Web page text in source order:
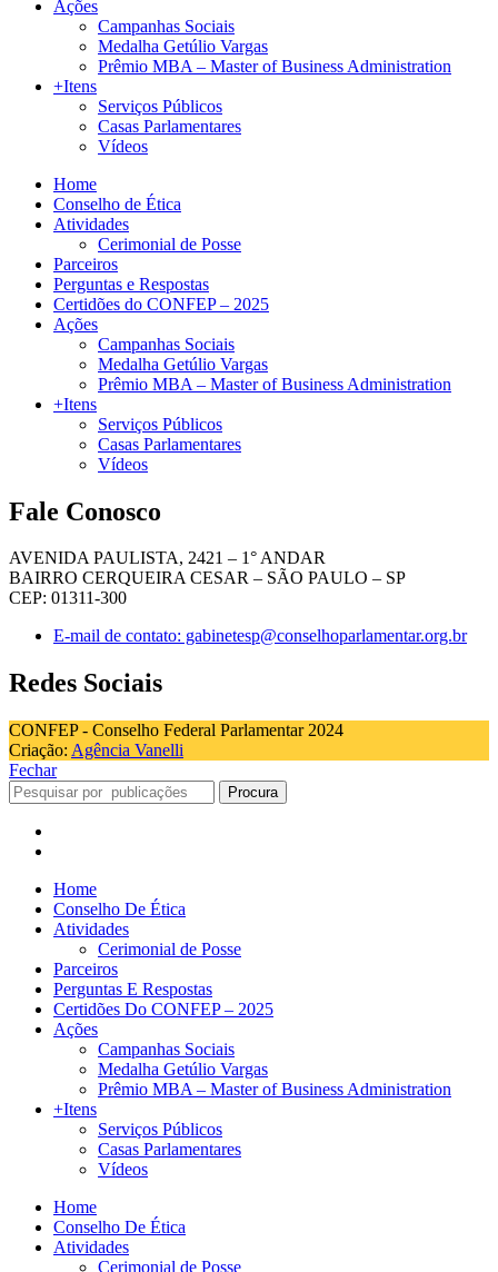
Ações
Campanhas Sociais
Medalha Getúlio Vargas
Prêmio MBA – Master of Business Administration
+Itens
Serviços Públicos
Casas Parlamentares
Vídeos
Home
Conselho de Ética
Atividades
Cerimonial de Posse
Parceiros
Perguntas e Respostas
Certidões do CONFEP – 2025
Ações
Campanhas Sociais
Medalha Getúlio Vargas
Prêmio MBA – Master of Business Administration
+Itens
Serviços Públicos
Casas Parlamentares
Vídeos
Fale Conosco
AVENIDA PAULISTA, 2421 – 1° ANDAR
BAIRRO CERQUEIRA CESAR – SÃO PAULO – SP
CEP: 01311-300
E-mail de contato: gabinetesp@conselhoparlamentar.org.br
Redes Sociais
CONFEP - Conselho Federal Parlamentar 2024
Criação: Agência Vanelli
Fechar
Procura
Home
Conselho De Ética
Atividades
Cerimonial de Posse
Parceiros
Perguntas E Respostas
Certidões Do CONFEP – 2025
Ações
Campanhas Sociais
Medalha Getúlio Vargas
Prêmio MBA – Master of Business Administration
+Itens
Serviços Públicos
Casas Parlamentares
Vídeos
Home
Conselho De Ética
Atividades
Cerimonial de Posse